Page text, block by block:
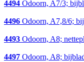
4494 Odoorn, A7/3;
4496 Odoorn, A7,8/6;
4493 Odoorn, A8;
4497 Odoorn, A8;